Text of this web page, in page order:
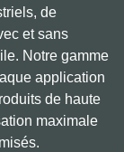
de
et sans
Notre gamme
application
de haute
maximale